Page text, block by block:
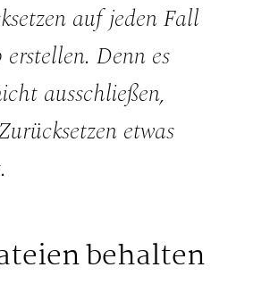
auf jeden Fall
Denn es
ausschließen,
etwas
behalten